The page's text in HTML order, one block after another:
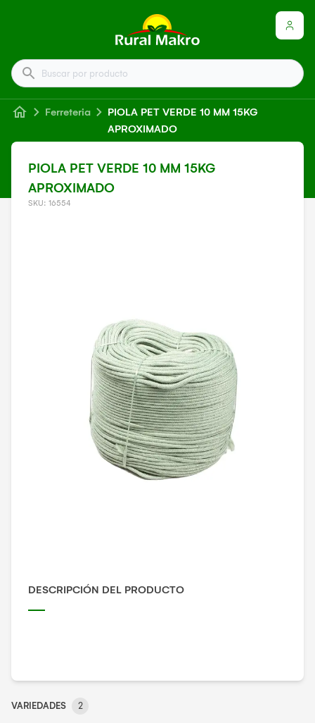
Buscar por producto
Ferreteria
PIOLA PET VERDE 10 MM 15KG
APROXIMADO
PIOLA PET VERDE 10 MM 15KG
APROXIMADO
SKU: 16554
DESCRIPCIÓN DEL PRODUCTO
VARIEDADES 2